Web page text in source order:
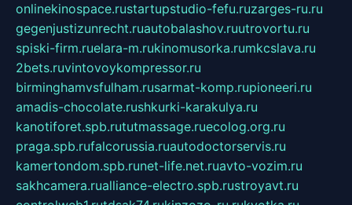
onlinekinospace.rustartupstudio-fefu.ruzarges-ru.ru
gegenjustizunrecht.ruautobalashov.ruutrovortu.ru
spiski-firm.ruelara-m.rukinomusorka.rumkcslava.ru
2bets.ruvintovoykompressor.ru
birminghamvsfulham.rusarmat-komp.rupioneeri.ru
amadis-chocolate.rushkurki-karakulya.ru
kanotiforet.spb.rututmassage.ruecolog.org.ru
praga.spb.rufalcorussia.ruautodoctorservis.ru
kamertondom.spb.runet-life.net.ruavto-vozim.ru
sakhcamera.rualliance-electro.spb.rustroyavt.ru